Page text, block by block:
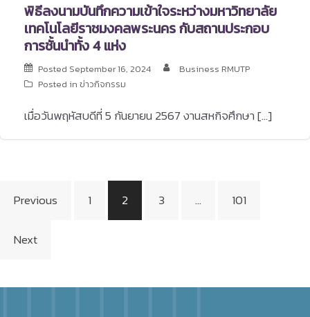
พิธีลงนามบันทึกความเข้าใจระหว่างมหาวิทยาลัย
เทคโนโลยีราชมงคลพระนคร กับสถานประกอบ
การชั้นนำทั้ง 4 แห่ง
Posted September 16, 2024
Business RMUTP
Posted in ข่าวกิจกรรม
เมื่อวันพฤหัสบดีที่ 5 กันยายน 2567 งานสหกิจศึกษา […]
Posts
pagination
Previous 1 2 3 … 101
Next